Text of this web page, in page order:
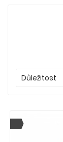
Důležitost